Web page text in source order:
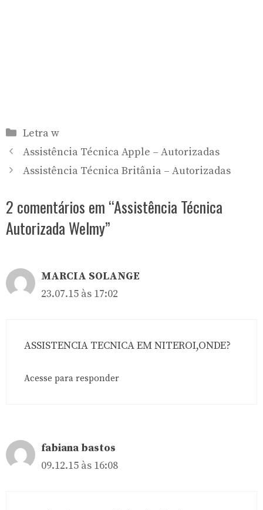
Categorias
Letra w
Assistência Técnica Apple – Autorizadas
Assistência Técnica Britânia – Autorizadas
2 comentários em “Assistência Técnica
Autorizada Welmy”
MARCIA SOLANGE
23.07.15 às 17:02
ASSISTENCIA TECNICA EM NITEROI,ONDE?
Acesse para responder
fabiana bastos
09.12.15 às 16:08